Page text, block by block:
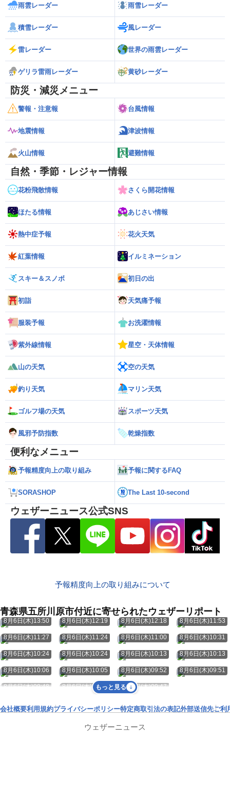
雨雲レーダー 雨雪レーダー
積雪レーダー 風レーダー
雷レーダー 世界の雨雲レーダー
ゲリラ雷雨レーダー 黄砂レーダー
防災・減災メニュー
警報・注意報 台風情報
地震情報 津波情報
火山情報 避難情報
自然・季節・レジャー情報
花粉飛散情報 さくら開花情報
ほたる情報 あじさい情報
熱中症予報 花火天気
紅葉情報 イルミネーション
スキー＆スノボ 初日の出
初詣 天気痛予報
服装予報 お洗濯情報
紫外線情報 星空・天体情報
山の天気 空の天気
釣り天気 マリン天気
ゴルフ場の天気 スポーツ天気
風邪予防指数 乾燥指数
便利なメニュー
予報精度向上の取り組み 予報に関するFAQ
SORASHOP The Last 10-second
ウェザーニュース公式SNS
予報精度向上の取り組みについて
青森県五所川原市付近に寄せられたウェザーリポート
8月6日(木)13:50 8月6日(木)12:19 8月6日(木)12:18 8月6日(木)11:53
8月6日(木)11:27 8月6日(木)11:24 8月6日(木)11:00 8月6日(木)10:31
8月6日(木)10:24 8月6日(木)10:24 8月6日(木)10:13 8月6日(木)10:13
8月6日(木)10:06 8月6日(木)10:05 8月6日(木)09:52 8月6日(木)09:51
8月6日(木)09:48 8月6日(木)09:48 8月6日(木)09:47
もっと見る
会社概要利用規約プライバシーポリシー特定商取引法の表記外部送信先ご利
ウェザーニュース